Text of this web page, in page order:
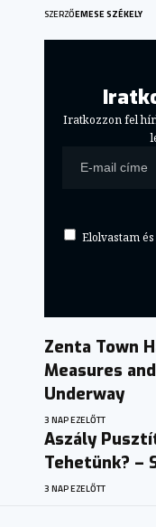
SZERZŐEMESE SZÉKELY
Iratkozzon fel
Elolvastam
Zenta Town
Measures
Underway
3 NAP EZELŐTT
Aszály
Tehetünk? –
3 NAP EZELŐTT